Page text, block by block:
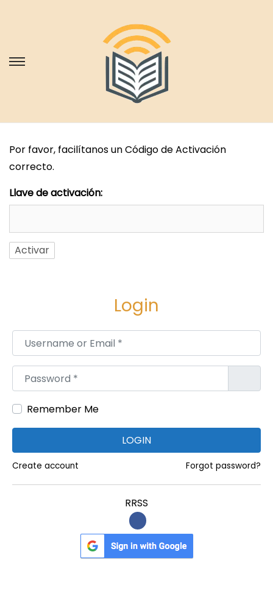
S
a
l
t
r
a
a
ó
S
a
l
t
r
c
i
Por favor, facilítanos un Código de Activación
correcto.
Llave de activación:
Login
Username or Email*
Password*
Remember Me
LOGIN
Create account Forgot password?
RRSS